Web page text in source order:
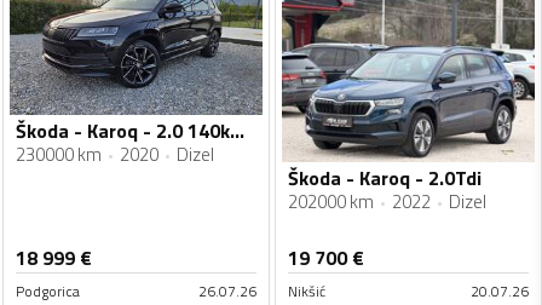
Škoda - Karoq - 2.0 140kw 4x4
230000 km 2020 Dizel
18 999 €
Podgorica 26.07.26
Škoda - Karoq - 2.0Tdi
202000 km 2022 Dizel
19 700€
Nikšić 20.07.26